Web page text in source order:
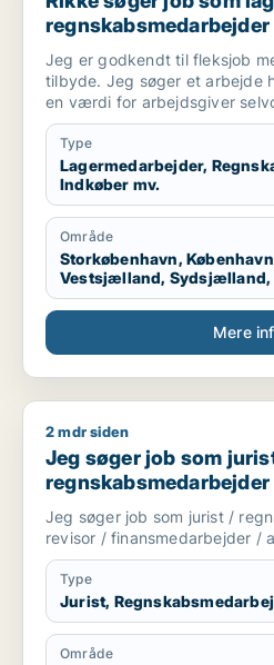
receptionist /
Jeg er godkendt til fleksjob
tilbyde. Jeg søger et arbejde
en værdi for arbejdsgiver
arbejde i en fuldtidsstilling.
prøve noget nyt og søger
bestemt branche
Type
Lagermedarbejder,
Indkøber mv.
Område
Storkøbenhavn,
Vestsjælland, Sydsjælland,
Mere
Jeg søger job som jurist /
2 mdr siden
Jeg søger job som
finansmedarbejder /
medarbejder
Jeg søger job som jurist /
revisor / finansmedarbejder /
Type
Jurist,
Område